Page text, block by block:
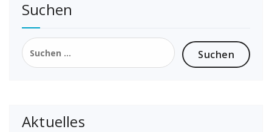
Suchen
Suchen
nach:
Aktuelles